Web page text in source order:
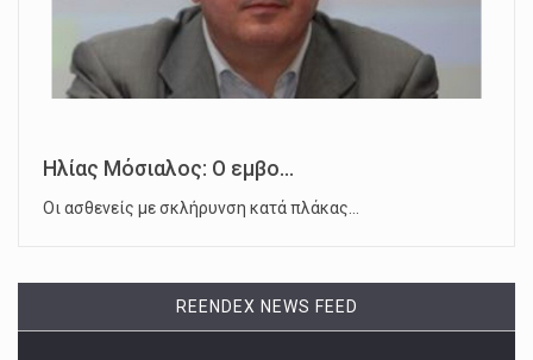
Ηλίας Μόσιαλος: Ο εμβο...
Οι ασθενείς με σκλήρυνση κατά πλάκας…
REENDEX NEWS FEED